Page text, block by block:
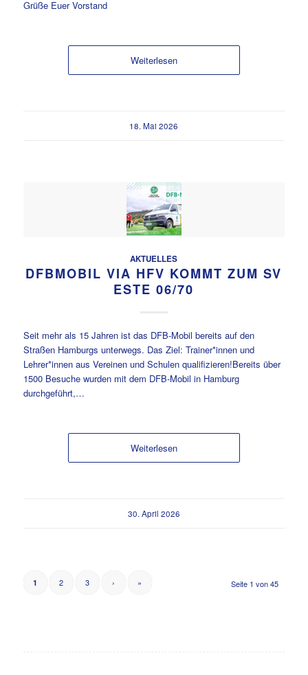
Grüße Euer Vorstand
Weiterlesen
18. Mai 2026
AKTUELLES
DFBMOBIL VIA HFV KOMMT ZUM SV
ESTE 06/70
Seit mehr als 15 Jahren ist das DFB-Mobil bereits auf den
Straßen Hamburgs unterwegs. Das Ziel: Trainer*innen und
Lehrer*innen aus Vereinen und Schulen qualifizieren!Bereits über
1500 Besuche wurden mit dem DFB-Mobil in Hamburg
durchgeführt,…
Weiterlesen
30. April 2026
Seite 1 von 45
1 2 3 › »